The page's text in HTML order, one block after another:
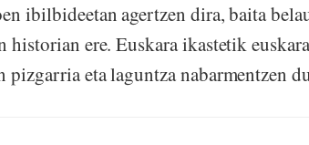
ibilbideetan agertzen dira, baita
historian ere. Euskara ikastetik
pizgarria eta laguntza nabarmentzen